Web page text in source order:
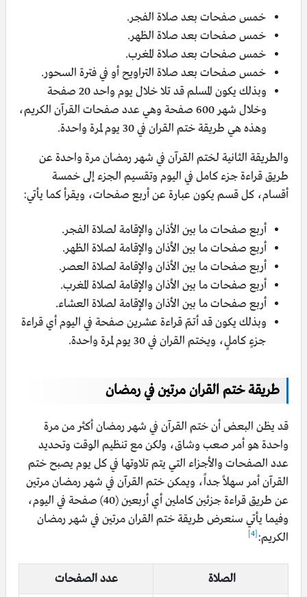
خمس صفحات بعد صلاة الفجر.
خمس صفحات بعد صلاة الظهر.
خمس صفحات بعد صلاة المغرب.
خمس صفحات بعد صلاة التراويح أو في فترة السحور.
وبذلك يكون المسلم قد تلا خلال يوم واحد 20 صفحة
وخلال شهر 600 صفحة وهي عدد صفحات القرآن الكريم،
وهذه هي طريقة ختم القران في 30 يوم لمرة واحدة.
والطريقة الثانية لختم القرآن في شهر رمضان مرة واحدة عن
طريق قراءة جزء كامل في اليوم وتقسيم الجزء إلى خمسة
أقسام، كل قسم يكون عبارة عن أربع صفحات، ويقرأ كما يأتي:
أربع صفحات ما بين الأذان والإقامة لصلاة الفجر.
أربع صفحات ما بين الأذان والإقامة لصلاة الظهر.
أربع صفحات ما بين الأذان والإقامة لصلاة العصر.
أربع صفحات ما بين الأذان والإقامة لصلاة المغرب.
أربع صفحات ما بين الأذان والإقامة لصلاة العشاء.
وبذلك يكون قد أتمّ قراءة عشرين صفحة في اليوم أي قراءة
جزءٍ كاملٍ، ويختم القران في 30 يوم لمرة واحدة.
طريقة ختم القران مرتين في رمضان
قد يظن البعض أن ختم القرآن في شهر رمضان أكثر من مرة
واحدة هو أمر صعب وشاق، ولكن مع تنظيم الوقت وتحديد
عدد الصفحات والأجزاء التي يتم تلاوتها في كل يوم يصبح ختم
القرآن أمر سهلاً جداً، ويمكن ختم القرآن في شهر رمضان مرتين
عن طريق قراءة جزئين كاملين أي أربعين (40) صفحة في اليوم،
وفيما يأتي سنعرض طريقة ختم القران مرتين في شهر رمضان
الكريم:[4]
الصلاة عدد الصفحات